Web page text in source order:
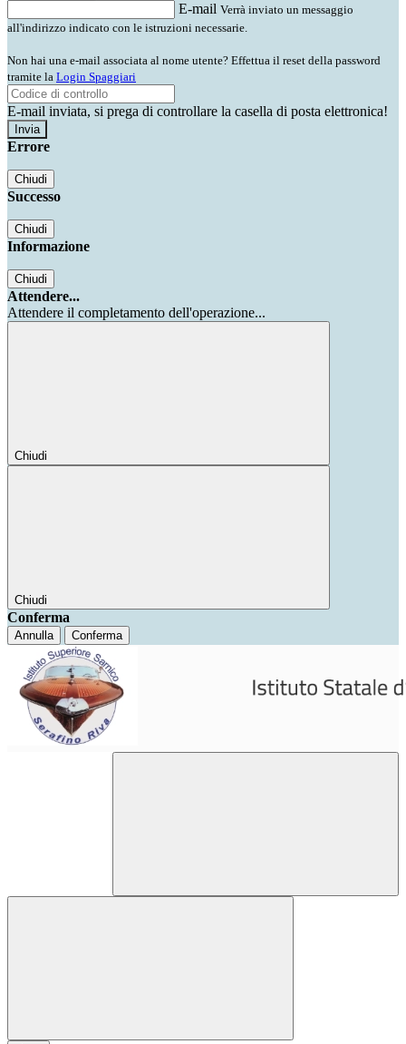
E-mail Verrà inviato un messaggio
all'indirizzo indicato con le istruzioni necessarie.
Non hai una e-mail associata al nome utente? Effettua il reset della password
tramite la Login Spaggiari
E-mail inviata, si prega di controllare la casella di posta elettronica!
Errore
Chiudi
Successo
Chiudi
Informazione
Chiudi
Attendere...
Attendere il completamento dell'operazione...
Chiudi
Chiudi
Conferma
Annulla Conferma